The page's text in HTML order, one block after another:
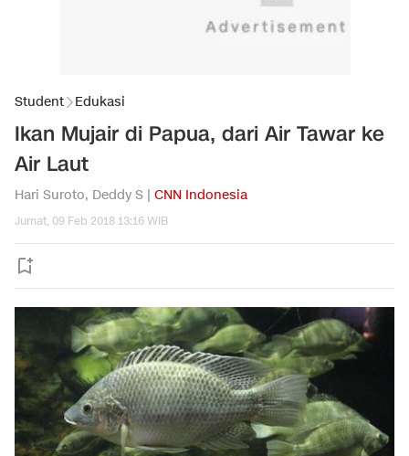
Student Edukasi
Ikan Mujair di Papua, dari Air Tawar ke
Air Laut
Hari Suroto, Deddy S | CNN Indonesia
Jumat, 09 Feb 2018 13:16 WIB